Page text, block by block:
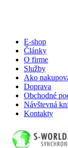
E-shop
Články
O firme
Služby
Ako
Doprava
Obchodné
Návštevná
Kontakty